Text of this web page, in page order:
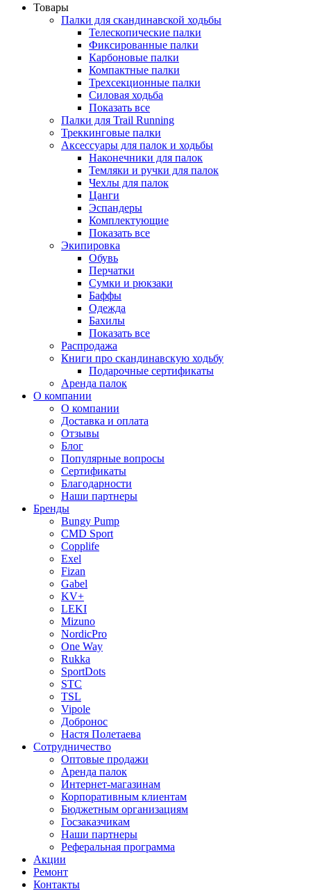
Товары
Палки для скандинавской ходьбы
Телескопические палки
Фиксированные палки
Карбоновые палки
Компактные палки
Трехсекционные палки
Силовая ходьба
Показать все
Палки для Trail Running
Треккинговые палки
Аксессуары для палок и ходьбы
Наконечники для палок
Темляки и ручки для палок
Чехлы для палок
Цанги
Эспандеры
Комплектующие
Показать все
Экипировка
Обувь
Перчатки
Сумки и рюкзаки
Баффы
Одежда
Бахилы
Показать все
Распродажа
Книги про скандинавскую ходьбу
Подарочные сертификаты
Аренда палок
О компании
О компании
Доставка и оплата
Отзывы
Блог
Популярные вопросы
Сертификаты
Благодарности
Наши партнеры
Бренды
Bungy Pump
CMD Sport
Copplife
Exel
Fizan
Gabel
KV+
LEKI
Mizuno
NordicPro
One Way
Rukka
SportDots
STC
TSL
Vipole
Добронос
Настя Полетаева
Сотрудничество
Оптовые продажи
Аренда палок
Интернет-магазинам
Корпоративным клиентам
Бюджетным организациям
Госзаказчикам
Наши партнеры
Реферальная программа
Акции
Ремонт
Контакты